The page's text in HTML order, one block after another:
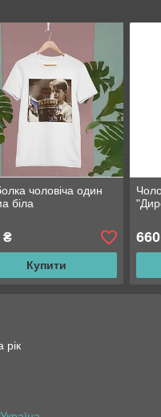
чоловіча один
біла
₴
Купити
660
рік